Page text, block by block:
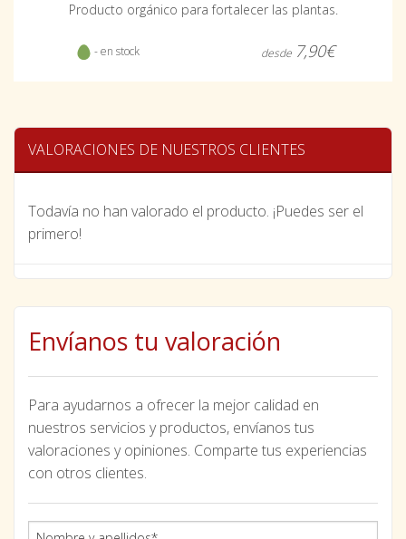
Producto orgánico para fortalecer las plantas.
- en stock desde 7,90€
VALORACIONES DE NUESTROS CLIENTES
Todavía no han valorado el producto. ¡Puedes ser el
primero!
Envíanos tu valoración
Para ayudarnos a ofrecer la mejor calidad en
nuestros servicios y productos, envíanos tus
valoraciones y opiniones. Comparte tus experiencias
con otros clientes.